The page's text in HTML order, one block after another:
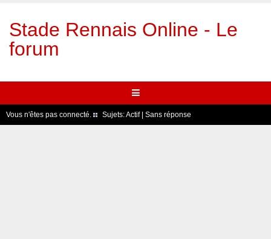
Stade Rennais Online - Le
forum
Vous n'êtes pas connecté. Sujets:Actif| Sans réponse